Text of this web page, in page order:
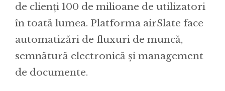
de clienți 100 de milioane de utilizatori
în toată lumea. Platforma airSlate face
automatizări de fluxuri de muncă,
semnătură electronică și management
de documente.